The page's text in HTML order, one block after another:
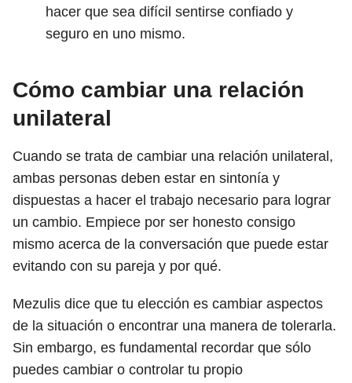
hacer que sea difícil sentirse confiado y
seguro en uno mismo.
Cómo cambiar una relación
unilateral
Cuando se trata de cambiar una relación unilateral,
ambas personas deben estar en sintonía y
dispuestas a hacer el trabajo necesario para lograr
un cambio. Empiece por ser honesto consigo
mismo acerca de la conversación que puede estar
evitando con su pareja y por qué.
Mezulis dice que tu elección es cambiar aspectos
de la situación o encontrar una manera de tolerarla.
Sin embargo, es fundamental recordar que sólo
puedes cambiar o controlar tu propio